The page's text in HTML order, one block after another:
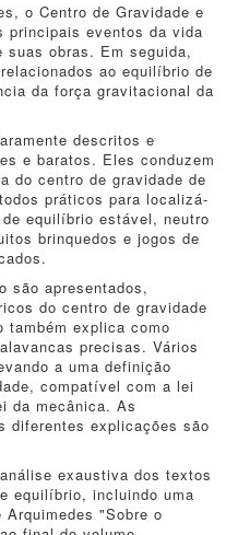
o Centro de Gravidade e
principais eventos da vida
suas obras. Em seguida,
ao equilíbrio de
da força gravitacional da
descritos e
e baratos. Eles conduzem
do centro de gravidade de
práticos para localizá-
equilíbrio estável, neutro
brinquedos e jogos de
são apresentados,
do centro de gravidade
também explica como
precisas. Vários
a uma definição
compatível com a lei
da mecânica. As
diferentes explicações são
exaustiva dos textos
equilíbrio, incluindo uma
"Sobre o